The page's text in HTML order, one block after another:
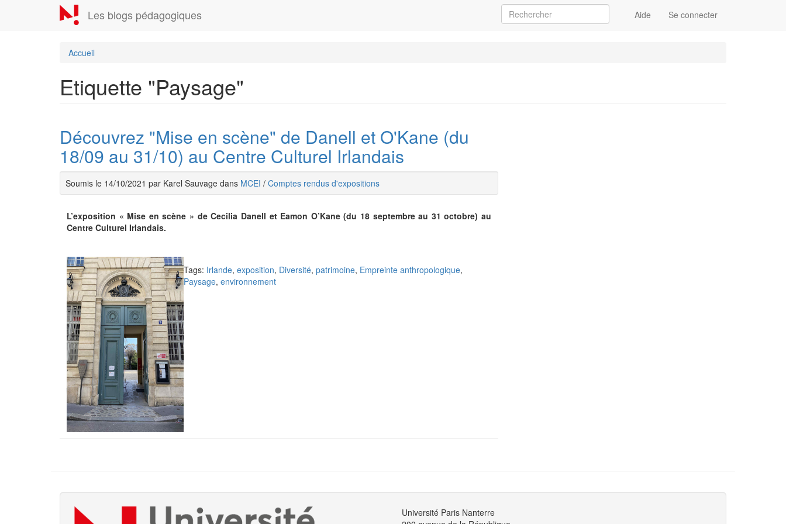
contenu
Les blogs pédagogiques Aide Se connecter
Accueil
Etiquette "Paysage"
Découvrez "Mise en scène" de Danell et O'Kane (du
18/09 au 31/10) au Centre Culturel Irlandais
Soumis le 14/10/2021 par Karel Sauvage dans MCEI / Comptes rendus d'expositions
L’exposition « Mise en scène » de Cecilia Danell et Eamon O’Kane (du 18 septembre au 31 octobre) au
Centre Culturel Irlandais.
Tags: Irlande, exposition, Diversité, patrimoine, Empreinte anthropologique,
Paysage, environnement
Université Paris Nanterre